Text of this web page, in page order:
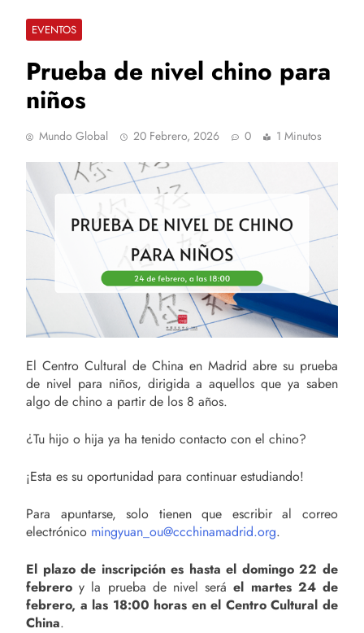
EVENTOS
Prueba de nivel chino para
niños
Mundo Global 20 Febrero, 2026 0 1 Minutos
El Centro Cultural de China en Madrid abre su prueba
de nivel para niños, dirigida a aquellos que ya saben
algo de chino a partir de los 8 años.
¿Tu hijo o hija ya ha tenido contacto con el chino?
¡Esta es su oportunidad para continuar estudiando!
Para apuntarse, solo tienen que escribir al correo
electrónico mingyuan_ou@ccchinamadrid.org.
El plazo de inscripción es hasta el domingo 22 de
febrero y la prueba de nivel seráel martes 24 de
febrero, a las 18:00 horas en el Centro Cultural de
China.